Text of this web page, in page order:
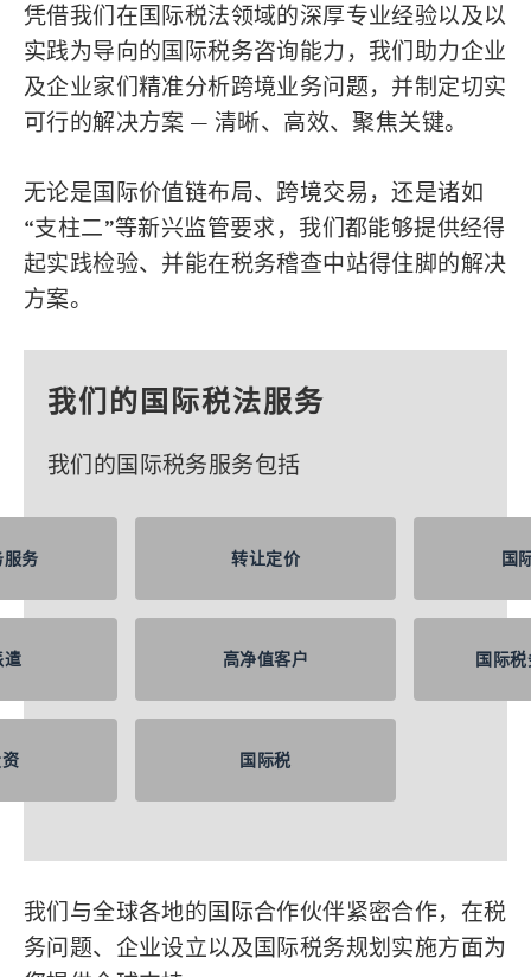
凭借我们在国际税法领域的深厚专业经验以及以
实践为导向的国际税务咨询能力，我们助力企业
及企业家们精准分析跨境业务问题，并制定切实
可行的解决方案 — 清晰、高效、聚焦关键。
无论是国际价值链布局、跨境交易，还是诸如
“支柱二”等新兴监管要求，我们都能够提供经得
起实践检验、并能在税务稽查中站得住脚的解决
方案。
我们的国际税法服务
我们的国际税务服务包括
服务 转让定价 国
遣 高净值客户 国际
国际税
我们与全球各地的国际合作伙伴紧密合作，在税
务问题、企业设立以及国际税务规划实施方面为